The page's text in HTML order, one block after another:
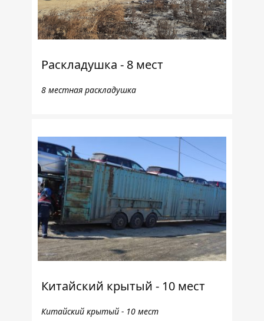
Раскладушка - 8 мест
8 местная раскладушка
Китайский крытый - 10 мест
Китайский крытый - 10 мест